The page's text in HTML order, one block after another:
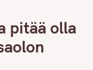
pitää olla